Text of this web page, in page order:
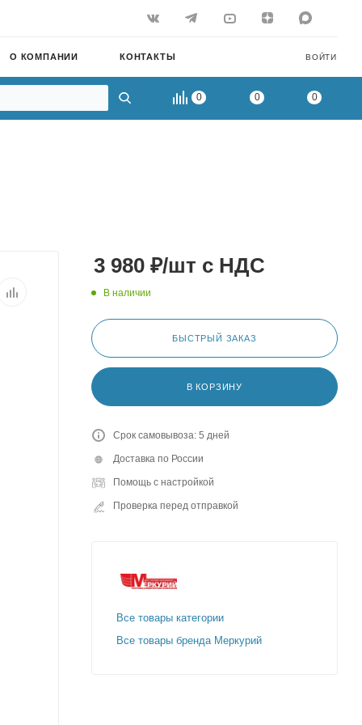
ВОЙТИ
О КОМПАНИИ КОНТАКТЫ
0 0 0
3 980 ₽/шт с НДС
В наличии
БЫСТРЫЙ ЗАКАЗ
В КОРЗИНУ
Срок самовывоза: 5 дней
Доставка по России
Помощь с настройкой
Проверка перед отправкой
Все товары категории
Все товары бренда Меркурий